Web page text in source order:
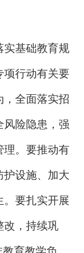
基础教育规
项行动有关要
，全面落实招
风险隐患，强
理。要推动有
护设施、加大
。要扎实开展
改，持续巩